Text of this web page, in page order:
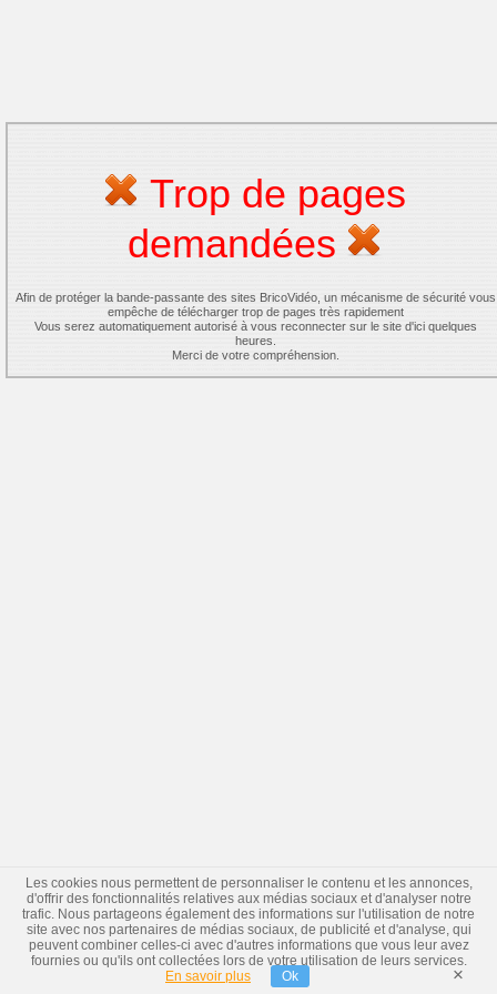
Trop de pages
demandées
Afin de protéger la bande-passante des sites BricoVidéo, un mécanisme de sécurité vous
empêche de télécharger trop de pages très rapidement
Vous serez automatiquement autorisé à vous reconnecter sur le site d'ici quelques
heures.
Merci de votre compréhension.
Les cookies nous permettent de personnaliser le contenu et les annonces,
d'offrir des fonctionnalités relatives aux médias sociaux et d'analyser notre
trafic. Nous partageons également des informations sur l'utilisation de notre
site avec nos partenaires de médias sociaux, de publicité et d'analyse, qui
peuvent combiner celles-ci avec d'autres informations que vous leur avez
fournies ou qu'ils ont collectées lors de votre utilisation de leurs services.
En savoir plus
Ok ×